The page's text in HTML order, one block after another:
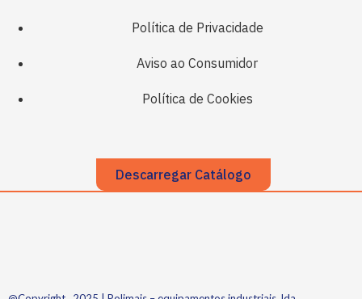
Política de Privacidade
Aviso ao Consumidor
Política de Cookies
Descarregar Catálogo